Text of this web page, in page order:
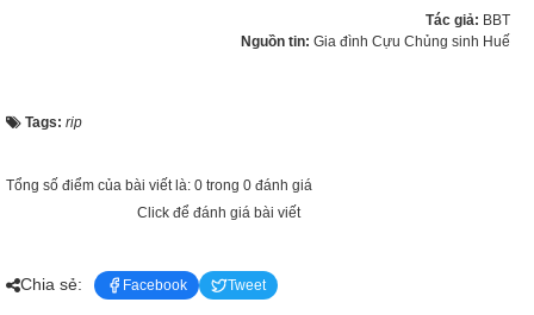
Tác giả: BBT
Nguồn tin: Gia đình Cựu Chủng sinh Huế
Tags: rip
Tổng số điểm của bài viết là: 0 trong 0 đánh giá
Click để đánh giá bài viết
Chia sẻ: Facebook Tweet